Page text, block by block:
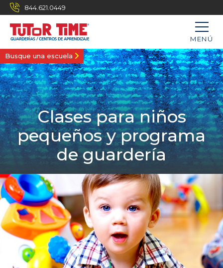
844.621.0449
MENÚ
Busque una escuela
Clases para niños
pequeños y programa
de guardería